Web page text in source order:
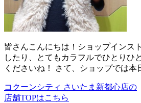
皆さんこんにちは！ショップインス
したり、とてもカラフルでひとり
くださいね！ さて、ショップでは
コクーンシティ さいたま新都心店の
店舗TOPはこちら